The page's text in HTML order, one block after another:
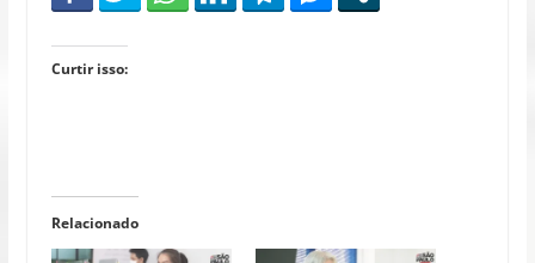
Curtir isso:
Relacionado